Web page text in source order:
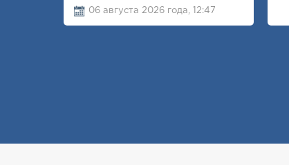
06 августа 2026 года, 12:47